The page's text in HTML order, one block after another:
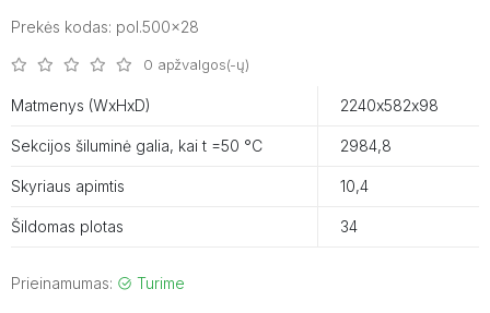
Prekės kodas: pol.500x28
0 apžvalgos(-ų)
Matmenys (WxHxD) 2240х582х98
Sekcijos šiluminė galia, kai t =50 °C 2984,8
Skyriaus apimtis 10,4
Šildomas plotas 34
Prieinamumas: Turime